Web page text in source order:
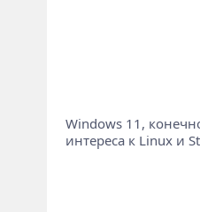
Windows 11,
интереса к Linux и